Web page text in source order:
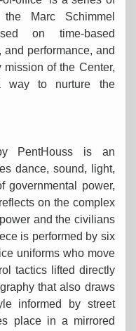
Marc Schimmel
on time-based
performance, and
of the Center,
way to nurture the
PentHouss is an
dance, sound, light,
governmental power,
on the complex
and the civilians
is performed by six
uniforms who move
tactics lifted directly
that also draws
informed by street
place in a mirrored